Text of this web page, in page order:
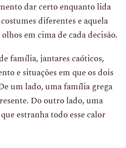
dar certo enquanto lida
diferentes e aquela
em cima de cada decisão.
família, jantares caóticos,
e situações em que os dois
um lado, uma família grega
Do outro lado, uma
estranha todo esse calor